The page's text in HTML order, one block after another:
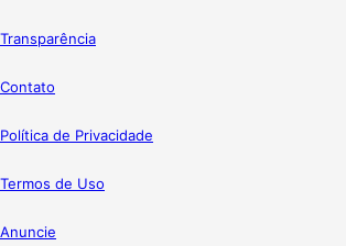
Transparência
Contato
Política de Privacidade
Termos de Uso
Anuncie